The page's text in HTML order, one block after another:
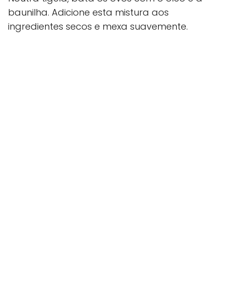
baunilha. Adicione esta mistura aos
ingredientes secos e mexa suavemente.